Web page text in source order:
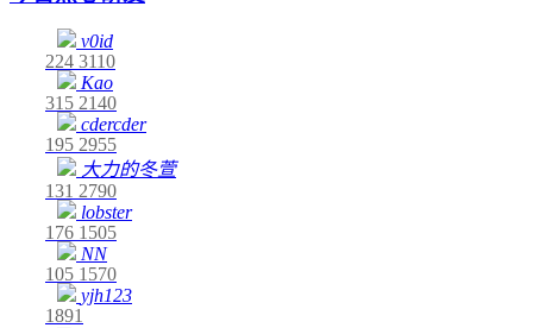
v0id
224 3110
Kao
315 2140
cdercder
195 2955
大力的冬萱
131 2790
lobster
176 1505
NN
105 1570
yjh123
1891